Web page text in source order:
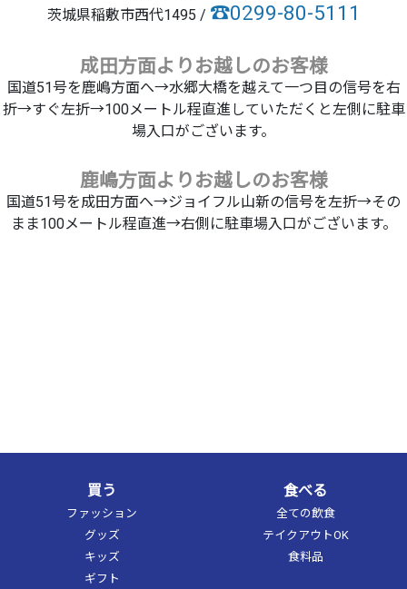
茨城県稲敷市西代1495 / ☎0299-80-5111
成田方面よりお越しのお客様
国道51号を鹿嶋方面へ→水郷大橋を越えて一つ目の信号を右
折→すぐ左折→100メートル程直進していただくと左側に駐車
場入口がございます。
鹿嶋方面よりお越しのお客様
国道51号を成田方面へ→ジョイフル山新の信号を左折→その
まま100メートル程直進→右側に駐車場入口がございます。
買う
ファッション
グッズ
キッズ
ギフト
食べる
全ての飲食
テイクアウトOK
食料品